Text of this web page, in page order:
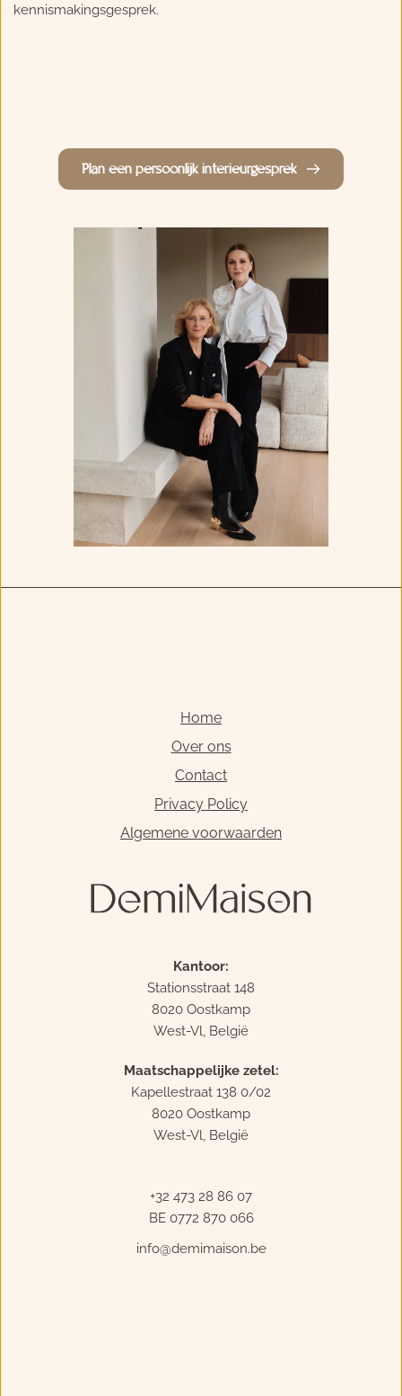
kennismakingsgesprek.
Plan een persoonlijk interieurgesprek
Home
Over ons
Contact
Privacy Policy
Algemene voorwaarden
Kantoor:
Stationsstraat 148
8020 Oostkamp
West-Vl, België
Maatschappelijke zetel:
Kapellestraat 138 0/02
8020 Oostkamp
West-Vl, België
+32 473 28 86 07
BE 0772 870 066
info@demimaison.be